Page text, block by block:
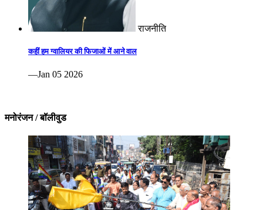
राजनीति
कहीं हम ग्वालियर की फिजाओं में आने वाल
—Jan 05 2026
मनोरंजन / बॉलीवुड